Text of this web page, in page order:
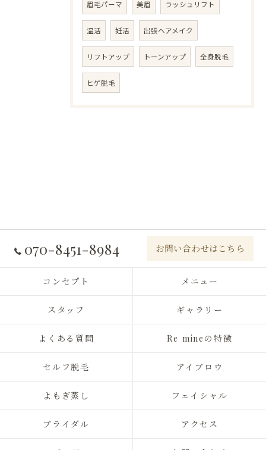
眉毛パーマ 美眉 ラッシュリフト
温活 妊活 出張ヘアメイク
リフトアップ トーンアップ 全身脱毛
ヒゲ脱毛
070-8451-8984 お問い合わせはこちら
コンセプト メニュー
スタッフ ギャラリー
よくある質問 Re mineの特徴
セルフ脱毛 アイブロウ
よもぎ蒸し フェイシャル
ブライダル アクセス